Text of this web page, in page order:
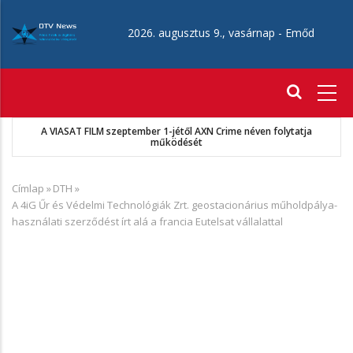
tartalomra
2026. augusztus 9., vasárnap - Emőd
A VIASAT FILM szeptember 1-jétől AXN Crime néven folytatja
működését
Morzsa
Címlap »DTH »
A 4iG Űr és Védelmi Technológiák Zrt. geostacionárius műholdpálya-
használati szerződést írt alá a francia Eutelsat vállalattal